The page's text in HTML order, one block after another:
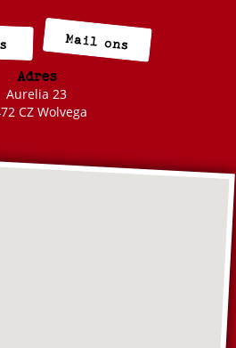
Mail ons
Adres
Aurelia 23
CZ Wolvega